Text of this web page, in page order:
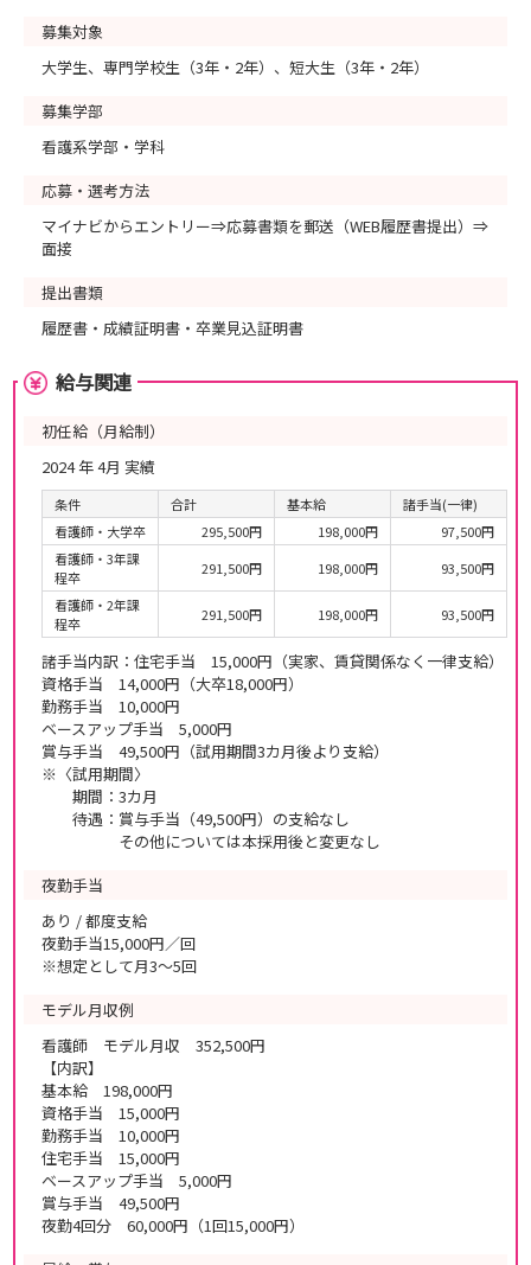
募集対象
大学生、専門学校生（3年・2年）、短大生（3年・2年）
募集学部
看護系学部・学科
応募・選考方法
マイナビからエントリー⇒応募書類を郵送（WEB履歴書提出）⇒
面接
提出書類
履歴書・成績証明書・卒業見込証明書
給与関連
初任給（月給制）
2024 年 4月 実績
条件 合計 基本給
諸手当(一律)
看護師・大学卒
295,500円 198,000円
97,500円
看護師・3年課
程卒
291,500円 198,000円
93,500円
看護師・2年課
程卒
291,500円 198,000円 93,500円
諸手当内訳：住宅手当 15,000円（実家、賃貸関係なく一律支給）
資格手当 14,000円（大卒18,000円）
勤務手当 10,000円
ベースアップ手当 5,000円
賞与手当 49,500円（試用期間3カ月後より支給）
※〈試用期間〉
期間：3カ月
待遇：賞与手当（49,500円）の支給なし
その他については本採用後と変更なし
夜勤手当
あり / 都度支給
夜勤手当15,000円／回
※想定として月3〜5回
モデル月収例
看護師 モデル月収 352,500円
【内訳】
基本給 198,000円
資格手当 15,000円
勤務手当 10,000円
住宅手当 15,000円
ベースアップ手当 5,000円
賞与手当 49,500円
夜勤4回分 60,000円（1回15,000円）